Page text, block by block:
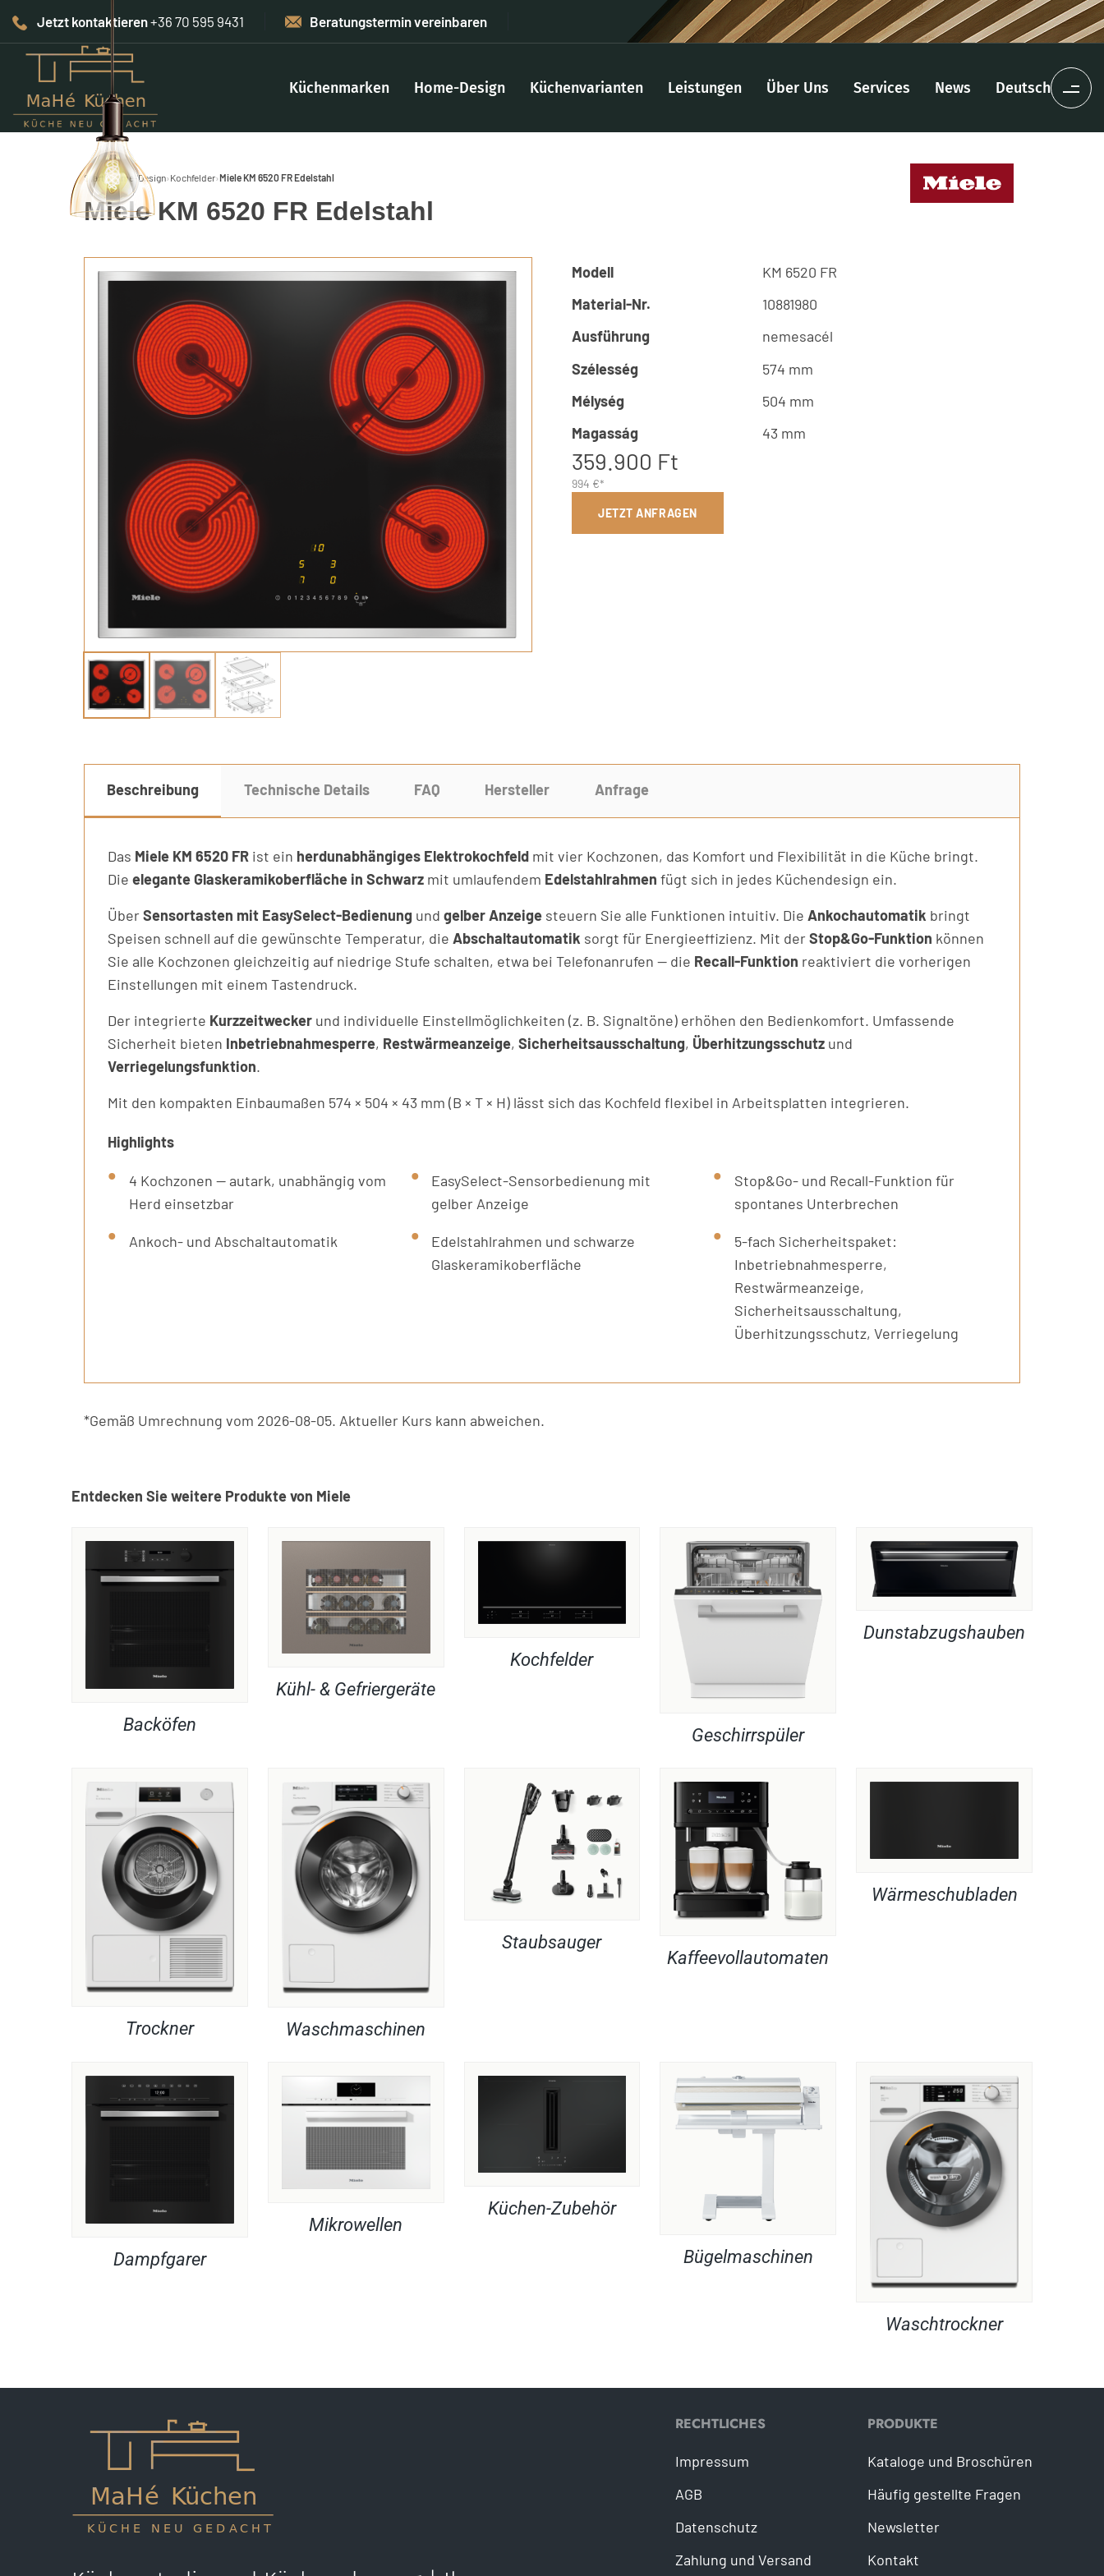
Jetzt kontaktieren+36 70 595 9431 Beratungstermin vereinbaren
Küchenmarken Home-Design Küchenvarianten Leistungen Über Uns Services News Deutsch
Start›Home-Design› Kochfelder›Miele KM 6520 FR Edelstahl
Miele KM 6520 FR Edelstahl
Modell
KM 6520 FR
Material-Nr.
10881980
Ausführung
nemesacél
Szélesség
574 mm
Mélység
504 mm
Magasság
43 mm
359.900 Ft
994 €*
JETZT ANFRAGEN
Beschreibung Technische Details FAQ Hersteller Anfrage
Das Miele KM 6520 FR ist ein herdunabhängiges Elektrokochfeld mit vier Kochzonen, das Komfort und Flexibilität in die Küche bringt.
Die elegante Glaskeramikoberfläche in Schwarz mit umlaufendem Edelstahlrahmen fügt sich in jedes Küchendesign ein.
ÜberSensortasten mit EasySelect-Bedienung und gelber Anzeige steuern Sie alle Funktionen intuitiv. Die Ankochautomatik bringt
Speisen schnell auf die gewünschte Temperatur, die Abschaltautomatik sorgt für Energieeffizienz. Mit derStop&Go-Funktion können
Sie alle Kochzonen gleichzeitig auf niedrige Stufe schalten, etwa bei Telefonanrufen — die Recall-Funktion reaktiviert die vorherigen
Einstellungen mit einem Tastendruck.
Der integrierte Kurzzeitwecker und individuelle Einstellmöglichkeiten (z. B. Signaltöne) erhöhen den Bedienkomfort. Umfassende
Sicherheit bieten Inbetriebnahmesperre, Restwärmeanzeige, Sicherheitsausschaltung, Überhitzungsschutz und
Verriegelungsfunktion.
Mit den kompakten Einbaumaßen 574 × 504 × 43 mm (B × T × H) lässt sich das Kochfeld flexibel in Arbeitsplatten integrieren.
Highlights
4 Kochzonen — autark, unabhängig vom
Herd einsetzbar
EasySelect-Sensorbedienung mit
gelber Anzeige
Stop&Go- und Recall-Funktion für
spontanes Unterbrechen
Ankoch- und Abschaltautomatik
Edelstahlrahmen und schwarze
Glaskeramikoberfläche
5-fach Sicherheitspaket:
Inbetriebnahmesperre,
Restwärmeanzeige,
Sicherheitsausschaltung,
Überhitzungsschutz, Verriegelung
*Gemäß Umrechnung vom 2026-08-05. Aktueller Kurs kann abweichen.
Entdecken Sie weitere Produkte von Miele
Backöfen
Kühl- & Gefriergeräte
Kochfelder
Geschirrspüler
Dunstabzugshauben
Trockner Waschmaschinen
Staubsauger
Kaffeevollautomaten
Wärmeschubladen
Dampfgarer
Mikrowellen
Küchen-Zubehör
Bügelmaschinen
Waschtrockner
RECHTLICHES
Impressum
AGB
Datenschutz
Zahlung und Versand
PRODUKTE
Kataloge und Broschüren
Häufig gestellte Fragen
Newsletter
Kontakt